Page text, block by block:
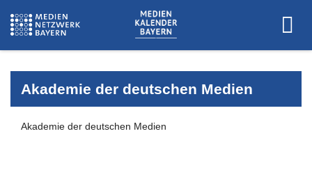
Akademie der deutschen Medien
Akademie der deutschen Medien